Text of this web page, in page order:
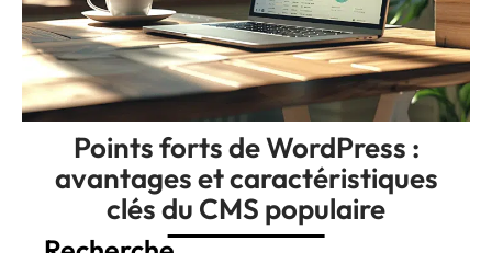
Points forts de WordPress :
avantages et caractéristiques
clés du CMS populaire